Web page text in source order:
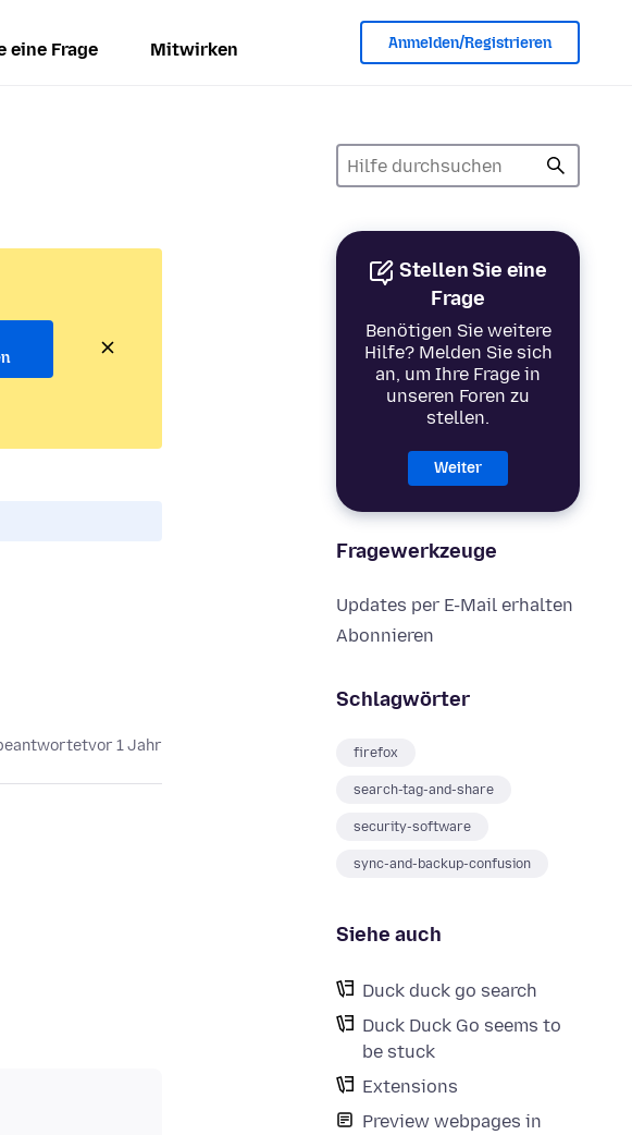
eine Frage Mitwirken Anmelden/Registrieren
Stellen Sie eine
Frage
Benötigen Sie weitere
Hilfe? Melden Sie sich
an, um Ihre Frage in
unseren Foren zu
stellen.
Weiter
Fragewerkzeuge
Updates per E-Mail erhalten
Abonnieren
Schlagwörter
firefox
search-tag-and-share
security-software
sync-and-backup-confusion
Siehe auch
Duck duck go search
Duck Duck Go seems to
be stuck
Extensions
Preview webpages in
vor 1 Jahr